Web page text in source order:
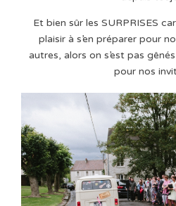
Et bien sûr les SURPRISES
plaisir à s’en préparer pour
autres, alors on s’est pas
pour nos